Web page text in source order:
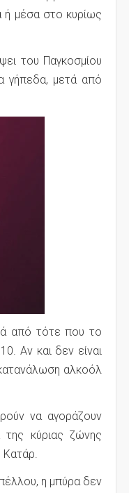
ή μέσα στο κυρίως
του Παγκοσμίου
γήπεδα, μετά από
από τότε που το
Αν και δεν είναι
αλκοόλ
να αγοράζουν
κύριας ζώνης
Κατάρ.
η μπύρα δεν